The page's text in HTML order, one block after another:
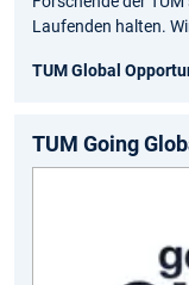
Laufenden halten.
TUM Global
TUM Going